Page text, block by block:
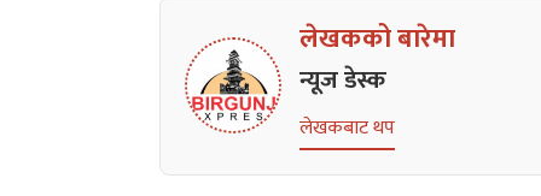
लेखकको बारेमा
न्यूज डेस्क
लेखकबाट थप